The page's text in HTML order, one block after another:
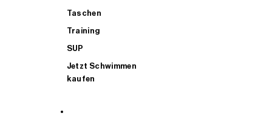
Taschen
Training
SUP
Jetzt Schwimmen
kaufen